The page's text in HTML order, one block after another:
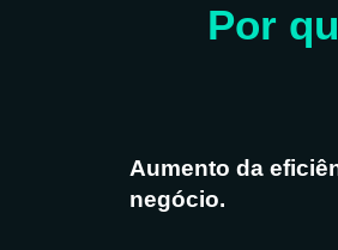
Por
Aumento da
negócio.